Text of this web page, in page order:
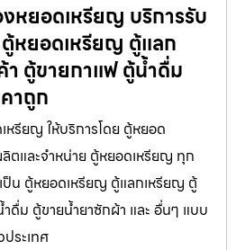
หยอดเหรียญ บริการรับ
หยอดเหรียญ ตู้แลก
ตู้ขายกาแฟ ตู้น้ำดื่ม
าถูก
หรียญ ให้บริการโดย ตู้หยอด
ตและจำหน่าย ตู้หยอดเหรียญ ทุก
เป็น ตู้หยอดเหรียญ ตู้แลกเหรียญ ตู้
ดื่ม ตู้ขายน้ำยาซักผ้า และ อื่นๆ แบบ
ระเทศ